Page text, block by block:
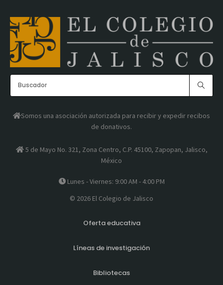
Somos una asociación autorizada para recibir y expedir recibos
de donativos.
5 de Mayo No. 321, Zona Centro, C.P. 45100, Zapopan, Jalisco,
México
Lunes - Viernes: 9:00 AM - 4:00 PM
© 2026 El Colegio de Jalisco
Oferta educativa
Líneas de investigación
Bibliotecas